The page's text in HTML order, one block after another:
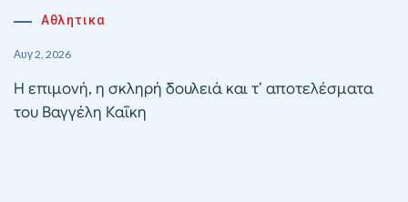
Αθλητικα
Αυγ 2, 2026
Η επιμονή, η σκληρή δουλειά και τ’ αποτελέσματα
του Βαγγέλη Καΐκη